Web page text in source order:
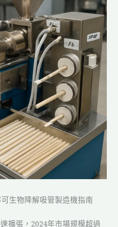
生物降解吸管製造機指南
擴張，2024年市場規模超過